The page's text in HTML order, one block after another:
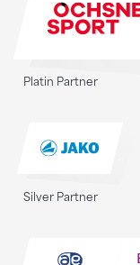
Platin Partner
Silver Partner